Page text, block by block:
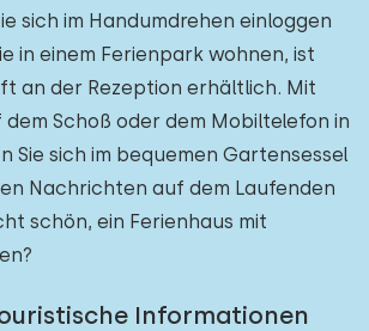
sich im Handumdrehen einloggen
in einem Ferienpark wohnen, ist
an der Rezeption erhältlich. Mit
Schoß oder dem Mobiltelefon in
Sie sich im bequemen Gartensessel
Nachrichten auf dem Laufenden
schön, ein Ferienhaus mit
Informationen